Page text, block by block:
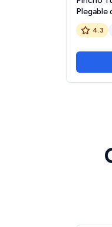
Plegable
Sillas
Playa,
(Negro)
4.3